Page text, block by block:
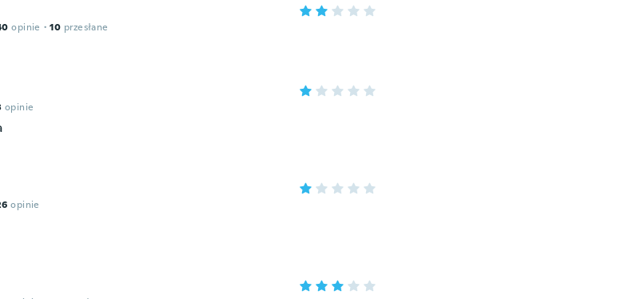
opinie · 10 przesłane
opinie
opinie